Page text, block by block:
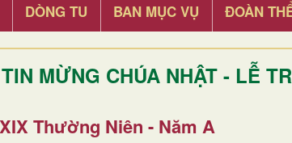
DÒNG TU BAN MỤC VỤ ĐOÀN
TIN MỪNG CHÚA NHẬT - LỄ
Thường Niên - Năm A